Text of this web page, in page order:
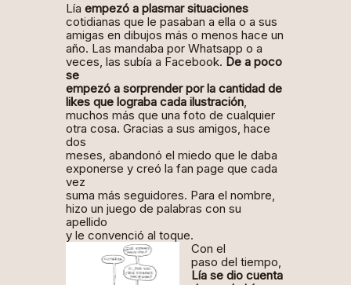
Lía empezó a plasmar situaciones
cotidianas que le pasaban a ella o a sus
amigas en dibujos más o menos hace un
año. Las mandaba por Whatsapp o a
veces, las subía a Facebook. De a poco
se
empezó a sorprender por la cantidad de
likes que lograba cada ilustración,
muchos más que una foto de cualquier
otra cosa. Gracias a sus amigos, hace
dos
meses, abandonó el miedo que le daba
exponerse y creó la fan page que cada
vez
suma más seguidores. Para el nombre,
hizo un juego de palabras con su
apellido
y le convenció al toque.
Con el
paso del tiempo,
Lía se dio cuenta